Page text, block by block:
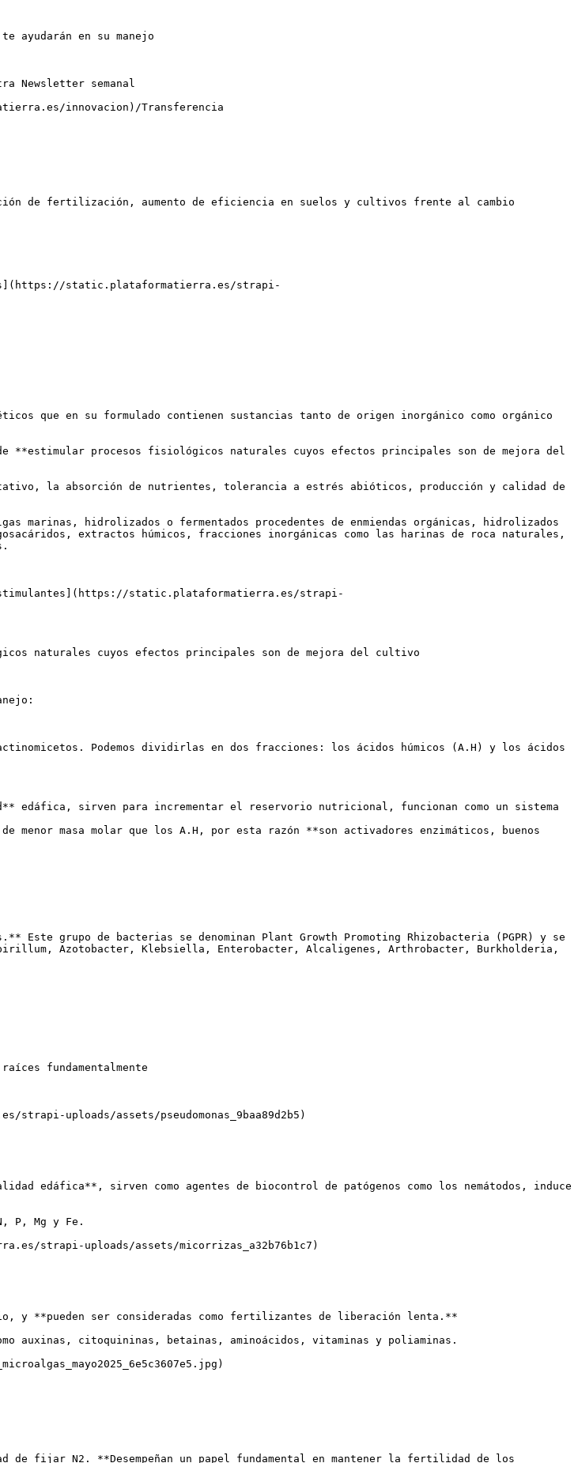
ayudarán en su manejo
Newsletter semanal
innovacion)/Transferencia
de fertilización, aumento de eficiencia en suelos y cultivos frente al cambio
static.plataformatierra.es/strapi-
que en su formulado contienen sustancias tanto de origen inorgánico como orgánico
procesos fisiológicos naturales cuyos efectos principales son de mejora del
la absorción de nutrientes, tolerancia a estrés abióticos, producción y calidad de
marinas, hidrolizados o fermentados procedentes de enmiendas orgánicas, hidrolizados
extractos húmicos, fracciones inorgánicas como las harinas de roca naturales,
static.plataformatierra.es/strapi-
naturales cuyos efectos principales son de mejora del cultivo
Podemos dividirlas en dos fracciones: los ácidos húmicos (A.H) y los ácidos
edáfica, sirven para incrementar el reservorio nutricional, funcionan como un sistema
masa molar que los A.H, por esta razón **son activadores enzimáticos, buenos
grupo de bacterias se denominan Plant Growth Promoting Rhizobacteria (PGPR) y se
Azotobacter, Klebsiella, Enterobacter, Alcaligenes, Arthrobacter, Burkholderia,
fundamentalmente
uploads/assets/pseudomonas_9baa89d2b5)
edáfica**, sirven como agentes de biocontrol de patógenos como los nemátodos, induce
P, Mg y Fe.
strapi-uploads/assets/micorrizas_a32b76b1c7)
y **pueden ser consideradas como fertilizantes de liberación lenta.**
auxinas, citoquininas, betainas, aminoácidos, vitaminas y poliaminas.
de fijar N2. **Desempeñan un papel fundamental en mantener la fertilidad de los